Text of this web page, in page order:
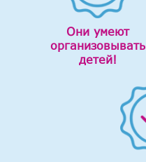
Они умеют
организовывать
детей!